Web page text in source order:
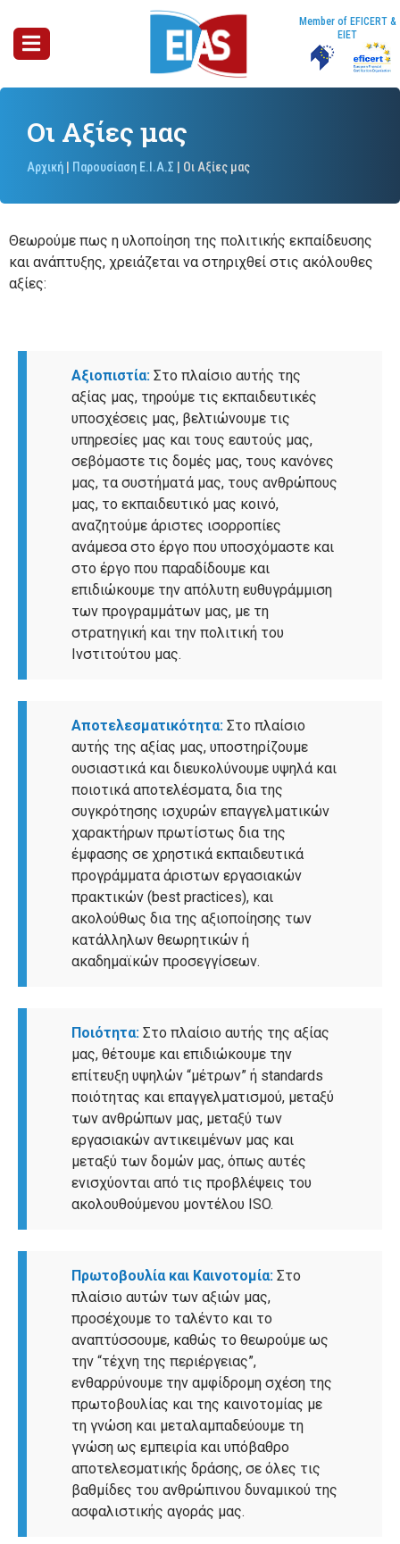
Member of EFICERT &
EIET
Οι Αξίες μας
Αρχική Παρουσίαση Ε.Ι.Α.Σ Οι Αξίες μας
Θεωρούμε πως η υλοποίηση της πολιτικής εκπαίδευσης
και ανάπτυξης, χρειάζεται να στηριχθεί στις ακόλουθες
αξίες:
Αξιοπιστία: Στο πλαίσιο αυτής της
αξίας μας, τηρούμε τις εκπαιδευτικές
υποσχέσεις μας, βελτιώνουμε τις
υπηρεσίες μας και τους εαυτούς μας,
σεβόμαστε τις δομές μας, τους κανόνες
μας, τα συστήματά μας, τους ανθρώπους
μας, το εκπαιδευτικό μας κοινό,
αναζητούμε άριστες ισορροπίες
ανάμεσα στο έργο που υποσχόμαστε και
στο έργο που παραδίδουμε και
επιδιώκουμε την απόλυτη ευθυγράμμιση
των προγραμμάτων μας, με τη
στρατηγική και την πολιτική του
Ινστιτούτου μας.
Αποτελεσματικότητα: Στο πλαίσιο
αυτής της αξίας μας, υποστηρίζουμε
ουσιαστικά και διευκολύνουμε υψηλά και
ποιοτικά αποτελέσματα, δια της
συγκρότησης ισχυρών επαγγελματικών
χαρακτήρων πρωτίστως δια της
έμφασης σε χρηστικά εκπαιδευτικά
προγράμματα άριστων εργασιακών
πρακτικών (best practices), και
ακολούθως δια της αξιοποίησης των
κατάλληλων θεωρητικών ή
ακαδημαϊκών προσεγγίσεων.
Ποιότητα: Στο πλαίσιο αυτής της αξίας
μας, θέτουμε και επιδιώκουμε την
επίτευξη υψηλών “μέτρων” ή standards
ποιότητας και επαγγελματισμού, μεταξύ
των ανθρώπων μας, μεταξύ των
εργασιακών αντικειμένων μας και
μεταξύ των δομών μας, όπως αυτές
ενισχύονται από τις προβλέψεις του
ακολουθούμενου μοντέλου ISO.
Πρωτοβουλία και Καινοτομία: Στο
πλαίσιο αυτών των αξιών μας,
προσέχουμε το ταλέντο και το
αναπτύσσουμε, καθώς το θεωρούμε ως
την “τέχνη της περιέργειας”,
ενθαρρύνουμε την αμφίδρομη σχέση της
πρωτοβουλίας και της καινοτομίας με
τη γνώση και μεταλαμπαδεύουμε τη
γνώση ως εμπειρία και υπόβαθρο
αποτελεσματικής δράσης, σε όλες τις
βαθμίδες του ανθρώπινου δυναμικού της
ασφαλιστικής αγοράς μας.